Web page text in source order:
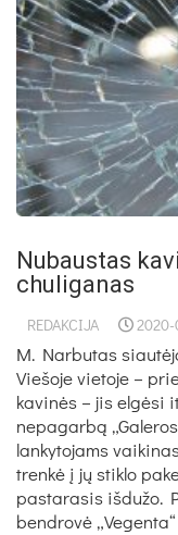
Nubaustas
chuliganas
REDAKCIJA
M. Narbutas
Viešoje vietoje –
kavinės – jis elgėsi
nepagarbą
lankytojams
trenkė į jų stiklo
pastarasis išdužo.
bendrovė